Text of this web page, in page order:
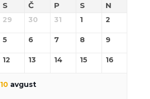
S Č P S N
29 30 31 1 2
5 6 7 8 9
12 13 14 15 16
10avgust